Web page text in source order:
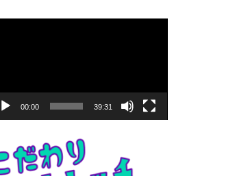
00:00 39:31